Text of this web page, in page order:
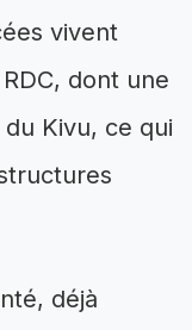
vivent
dont une
Kivu, ce qui
déjà